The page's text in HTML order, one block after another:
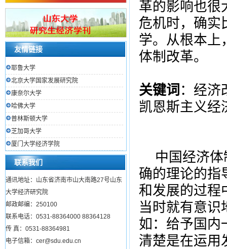
友情链接
耶鲁大学
北京大学国家发展研究院
康奈尔大学
哈佛大学
普林斯顿大学
芝加哥大学
厦门大学经济学院
联系我们
通讯地址：山东省济南市山大南路27号山东
大学经济研究院
邮政邮编：250100
联系电话：0531-88364000 88364128
传 真：0531-88364981
电子信箱：cer@sdu.edu.cn
革的影响也很
危机时，确实
学。从根本上
体制改革。
关键词：经济
凯恩斯主义经
中国经济
确的理论的指
和发展的过程
当时就有意识
如：给予国内
清楚是在运用